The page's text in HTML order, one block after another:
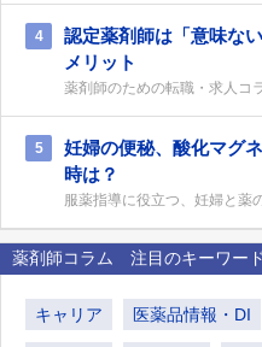
4
認定薬剤師は「意味な
メリット
薬剤師のための転職・求人コ
5
妊婦の便秘、酸化マグ
時は？
服薬指導に役立つ、妊婦と薬
薬剤師コラム 注目のキーワード
キャリア 医薬品情報・DI